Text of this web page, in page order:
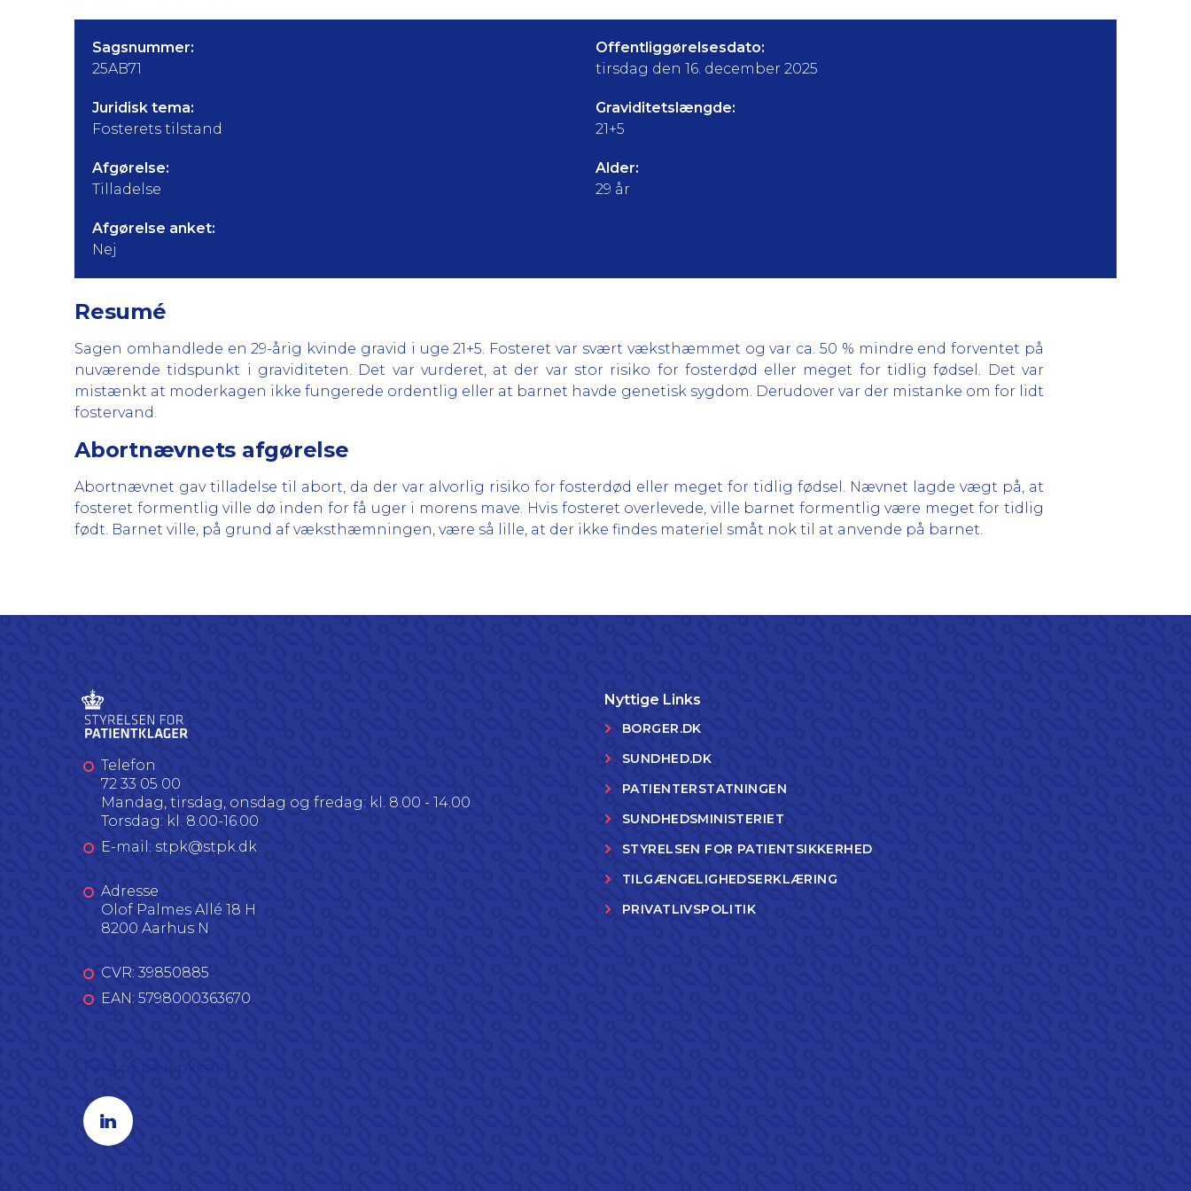
Sagsnummer:
25AB71
Offentliggørelsesdato:
tirsdag den 16. december 2025
Juridisk tema:
Fosterets tilstand
Graviditetslængde:
21+5
Afgørelse:
Tilladelse
Alder:
29 år
Afgørelse anket:
Nej
Resumé
Sagen omhandlede en 29-årig kvinde gravid i uge 21+5. Fosteret var svært væksthæmmet og var ca. 50 % mindre end forventet på
nuværende tidspunkt i graviditeten. Det var vurderet, at der var stor risiko for fosterdød eller meget for tidlig fødsel. Det var
mistænkt at moderkagen ikke fungerede ordentlig eller at barnet havde genetisk sygdom. Derudover var der mistanke om for lidt
fostervand.
Abortnævnets afgørelse
Abortnævnet gav tilladelse til abort, da der var alvorlig risiko for fosterdød eller meget for tidlig fødsel. Nævnet lagde vægt på, at
fosteret formentlig ville dø inden for få uger i morens mave. Hvis fosteret overlevede, ville barnet formentlig være meget for tidlig
født. Barnet ville, på grund af væksthæmningen, være så lille, at der ikke findes materiel småt nok til at anvende på barnet.
Telefon
72 33 05 00
Mandag, tirsdag, onsdag og fredag: kl. 8.00 - 14.00
Torsdag: kl. 8.00-16.00
E-mail: stpk@stpk.dk
Adresse
Olof Palmes Allé 18 H
8200 Aarhus N
CVR: 39850885
EAN: 5798000363670
Linkedin profil
Nyttige Links
BORGER.DK
SUNDHED.DK
PATIENTERSTATNINGEN
SUNDHEDSMINISTERIET
STYRELSEN FOR PATIENTSIKKERHED
TILGÆNGELIGHEDSERKLÆRING
PRIVATLIVSPOLITIK